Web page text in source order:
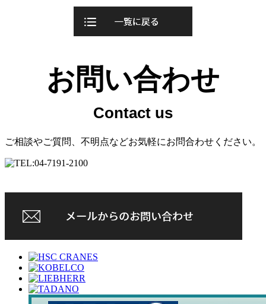
お問い合わせ
ご相談やご質問、不明点などお気軽にお問合わせください。